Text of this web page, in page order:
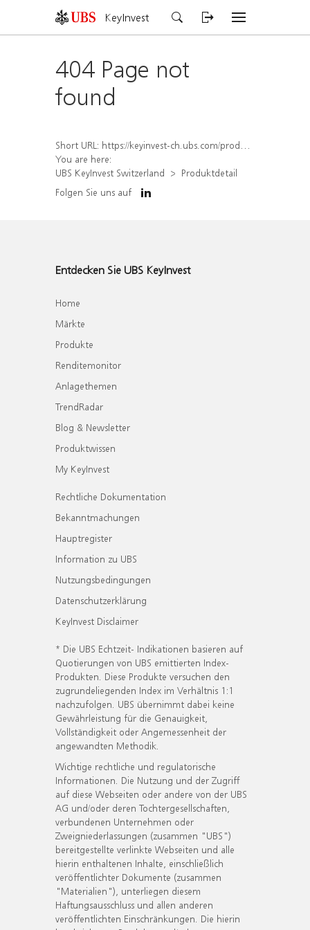
KeyInvest
404 Page not
found
Short URL: https://keyinvest-ch.ubs.com/produkt/detail/index/isin/CH1567424838
You are here:
UBS KeyInvest Switzerland
Produktdetail
Folgen Sie uns auf
Entdecken Sie UBS KeyInvest
Home
Märkte
Produkte
Renditemonitor
Anlagethemen
TrendRadar
Blog & Newsletter
Produktwissen
My KeyInvest
Rechtliche Dokumentation
Bekanntmachungen
Hauptregister
Information zu UBS
Nutzungsbedingungen
Datenschutzerklärung
KeyInvest Disclaimer
* Die UBS Echtzeit- Indikationen basieren auf
Quotierungen von UBS emittierten Index-
Produkten. Diese Produkte versuchen den
zugrundeliegenden Index im Verhältnis 1:1
nachzufolgen. UBS übernimmt dabei keine
Gewährleistung für die Genauigkeit,
Vollständigkeit oder Angemessenheit der
angewandten Methodik.
Wichtige rechtliche und regulatorische
Informationen. Die Nutzung und der Zugriff
auf diese Webseiten oder andere von der UBS
AG und/oder deren Tochtergesellschaften,
verbundenen Unternehmen oder
Zweigniederlassungen (zusammen "UBS")
bereitgestellte verlinkte Webseiten und alle
hierin enthaltenen Inhalte, einschließlich
veröffentlichter Dokumente (zusammen
"Materialien"), unterliegen diesem
Haftungsausschluss und allen anderen
veröffentlichten Einschränkungen. Die hierin